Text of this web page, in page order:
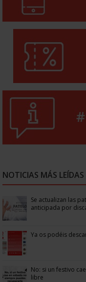
NOTICIAS MÁS LEÍDAS
Se actualizan las
anticipada por
Ya os podéis
No: si un festivo
libre